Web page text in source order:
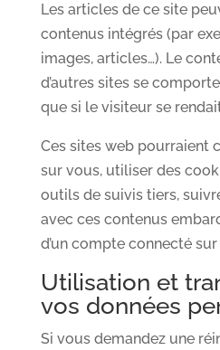
Les articles de ce site
contenus intégrés (par
images, articles…). Le
d’autres sites se
que si le visiteur se
Ces sites web pourraient
sur vous, utiliser des
outils de suivis tiers,
avec ces contenus
d’un compte connecté
Utilisation et
vos données
Si vous demandez une